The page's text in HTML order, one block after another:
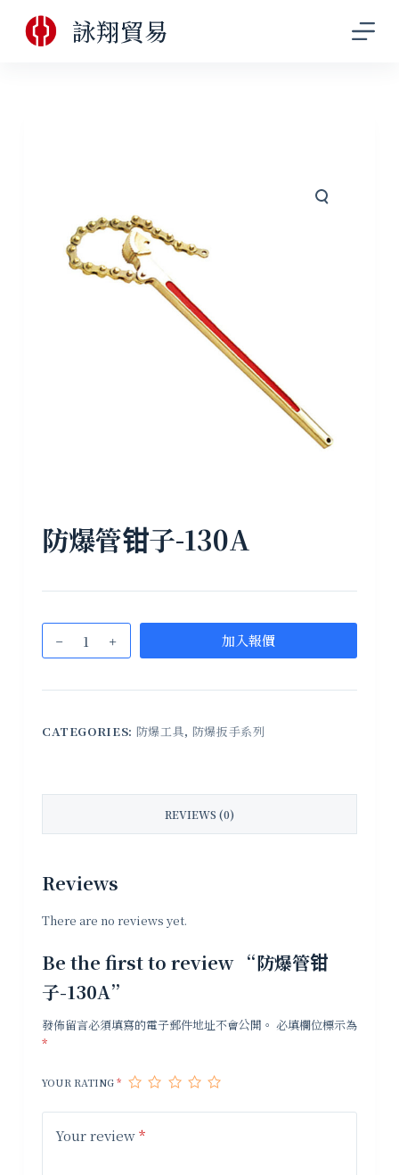
跳
至
詠翔貿易
防爆管钳子-130A
加入報價
CATEGORIES: 防爆工具, 防爆扳手系列
REVIEWS (0)
Reviews
There are no reviews yet.
Be the first to review “防爆管钳
子-130A”
發佈留言必須填寫的電子郵件地址不會公開。 必填欄位標示為
*
YOUR RATING*
Your review*